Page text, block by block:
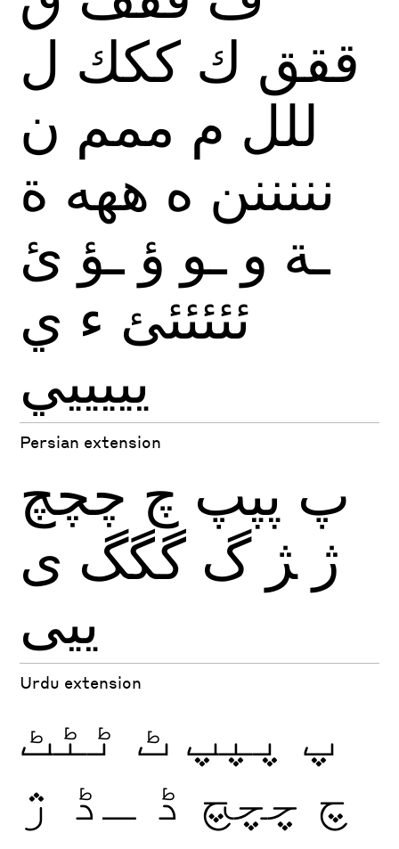
ققق ك ككك ل
للل م ممم ن
نننننن ه ههه ة
ـة و ـو ؤ ـؤ ئ
ئئئئئئ ء ي
يييييي
Persian extension
پ پپپ چ چچچ
ژ ﮋ گ گگگ ی
ییی
Urdu extension
پ پپپ ٹ ٹٹٹ
چ چچچ ڈ ـڈ ژ